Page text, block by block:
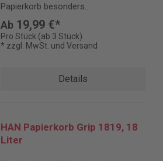
Papierkorb besonders
reinigungsfreundlich.
Ab 19,99 €*
Pro Stück (ab 3 Stück)
* zzgl. MwSt. und Versand
Details
HAN Papierkorb Grip 1819, 18
Liter